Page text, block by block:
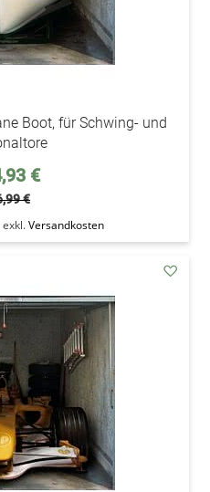
Boot, für Schwing- und
€
€
exkl.Versandkosten